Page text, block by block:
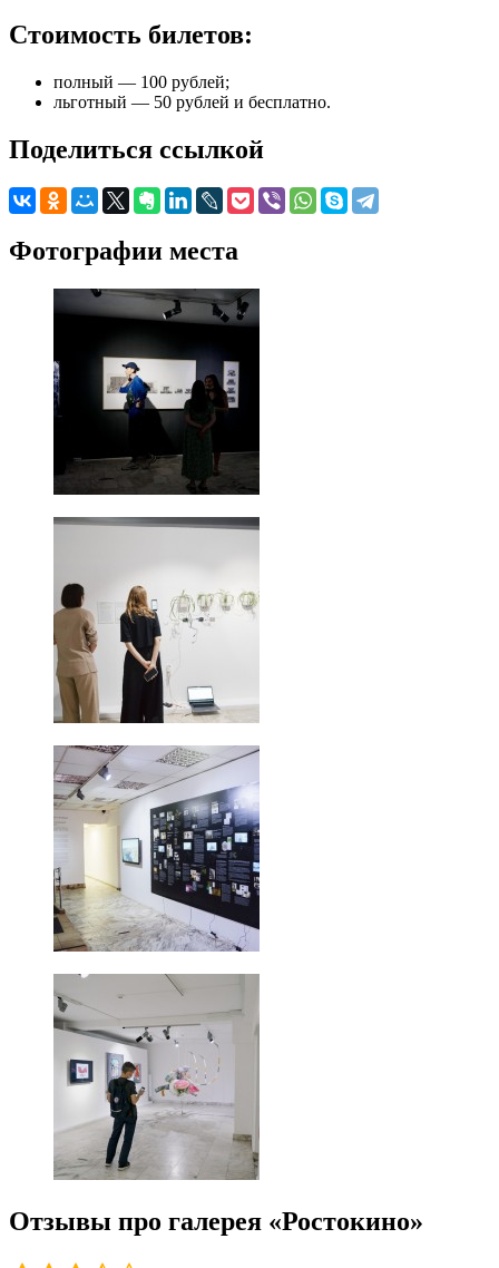
Стоимость билетов:
полный — 100 рублей;
льготный — 50 рублей и бесплатно.
Поделиться ссылкой
Фотографии места
Отзывы про галерея «Ростокино»